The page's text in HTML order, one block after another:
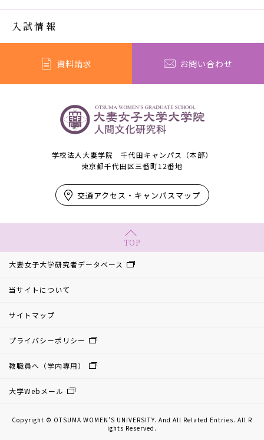
入試情報
資料請求 お問い合わせ
学校法人大妻学院 千代田キャンパス（本部）
東京都千代田区三番町12番地
交通アクセス・キャンパスマップ
TOP
大妻女子大学研究者データベース
当サイトについて
サイトマップ
プライバシーポリシー
教職員へ（学内専用）
大学Webメール
Copyright © OTSUMA WOMEN’S UNIVERSITY. And All Related Entries. All R
ights Reserved.